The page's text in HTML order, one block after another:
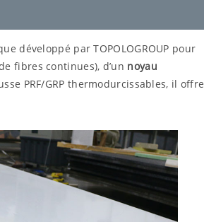
développé par TOPOLOGROUP pour
fibres continues), d’un noyau
PRF/GRP thermodurcissables, il offre